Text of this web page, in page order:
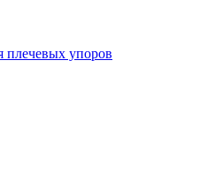
плечевых упоров